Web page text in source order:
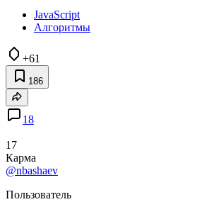
JavaScript
Алгоритмы
+61
186
18
17
Карма
@nbashaev
Пользователь